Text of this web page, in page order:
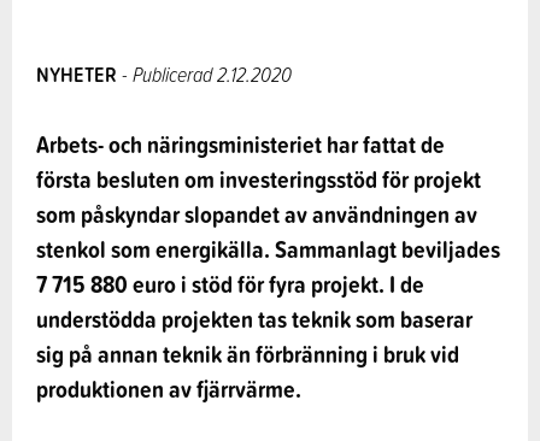
NYHETER - Publicerad 2.12.2020
Arbets- och näringsministeriet har fattat de
första besluten om investeringsstöd för projekt
som påskyndar slopandet av användningen av
stenkol som energikälla. Sammanlagt beviljades
7 715 880 euro i stöd för fyra projekt. I de
understödda projekten tas teknik som baserar
sig på annan teknik än förbränning i bruk vid
produktionen av fjärrvärme.